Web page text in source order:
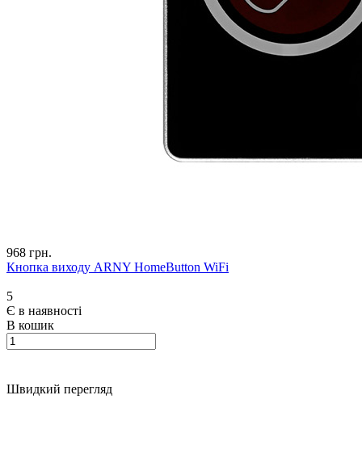
968 грн.
Кнопка виходу ARNY HomeButton WiFi
5
Є в наявності
В кошик
Швидкий перегляд